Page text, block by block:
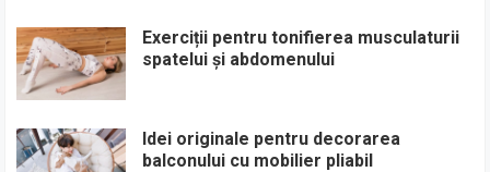
Exerciții pentru tonifierea musculaturii
spatelui și abdomenului
Idei originale pentru decorarea
balconului cu mobilier pliabil